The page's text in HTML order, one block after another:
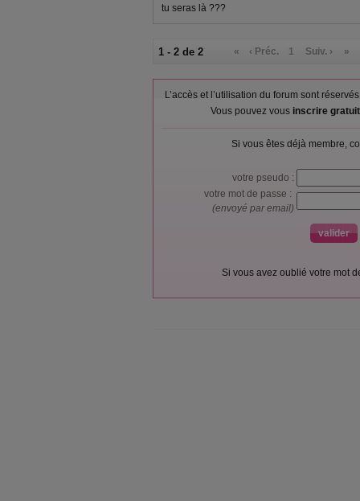
tu seras là ???
1 - 2 de 2 « ‹ Préc. 1 Suiv. › »
L’accès et l’utilisation du forum sont
Vous pouvez vous inscrire
Si vous êtes déjà membre,
votre pseudo :
votre mot de passe :
(envoyé par email)
Si vous avez oublié votre mot